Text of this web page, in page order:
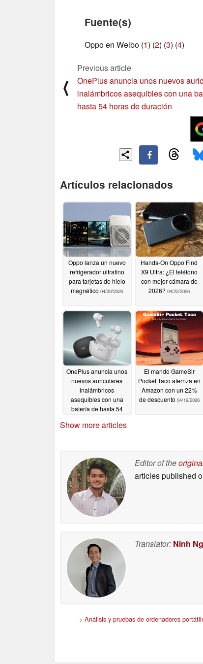
Fuente(s)
Oppo en Weibo (1) (2) (3) (4)
⟨
Previous article
OnePlus anuncia unos nuevos
inalámbricos asequibles con una
hasta 54 horas de duración
Artículos relacionados
Oppo lanza un nuevo
refrigerador ultrafino
para tarjetas de hielo
magnético 04/30/2026
Hands-On Oppo Find
X9 Ultra: ¿El teléfono
con mejor cámara de
2026? 04/22/2026
OnePlus anuncia unos
nuevos auriculares
inalámbricos
asequibles con una
batería de hasta 54
04/19/2026
El mando GameSir
Pocket Taco aterriza en
Amazon con un 22%
de descuento 04/19/2026
Show more articles
Editor of the
articles published
Translator: Ninh
> Análisis y pruebas de ordenadores